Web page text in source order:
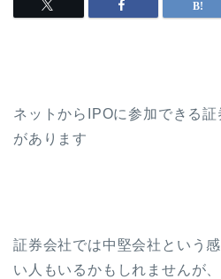
ネットからIPOに参加できる
があります
証券会社では中堅会社という
い人もいるかもしれませんが